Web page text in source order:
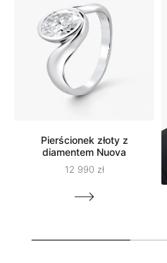
Pierścionek złoty z
diamentem Nuova
12 990 zł